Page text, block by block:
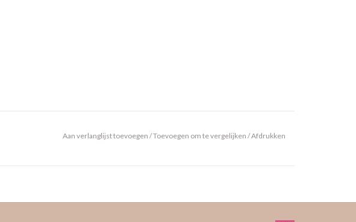
Aan verlanglijst toevoegen /Toevoegen om te vergelijken /Afdrukken